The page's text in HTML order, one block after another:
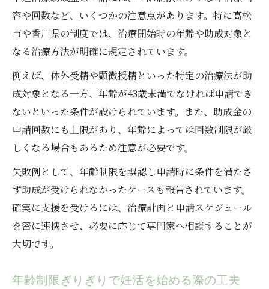
容や回数など、いくつかの注意点があります。特に高松
市や香川県の制度では、治療開始時の年齢や助成対象と
なる治療方法が明確に規定されています。
例えば、体外受精や顕微授精といった特定の治療法が助
成対象となる一方、年齢が43歳未満でなければ申請でき
ないといった条件が設けられています。また、助成金の
申請回数にも上限があり、年齢によっては回数制限が厳
しくなる場合もあるため注意が必要です。
失敗例として、年齢制限を誤認し申請時に条件を満たさ
ず助成が受けられなかったケースも報告されています。
確実に支援を受けるには、治療計画と申請スケジュール
を密に連携させ、必要に応じて専門家へ相談することが
大切です。
年齢制限ぎりぎりで妊活を始める際の工夫